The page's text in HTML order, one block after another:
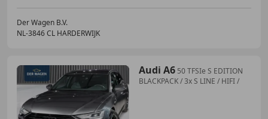
Der Wagen B.V.
NL-3846 CL HARDERWIJK
Audi A6 50 TFSIe S EDITION
BLACKPACK / 3x S LINE / HIFI /